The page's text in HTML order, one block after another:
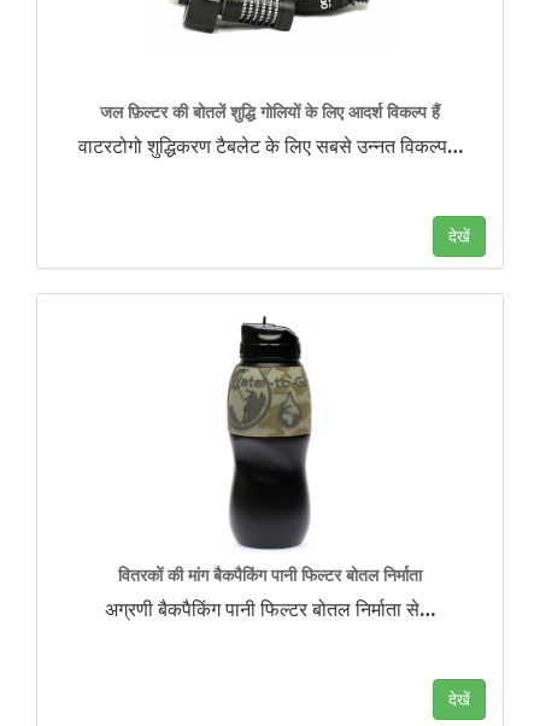
जल फ़िल्टर की बोतलें शुद्धि गोलियों के लिए आदर्श विकल्प हैं
वाटरटोगो शुद्धिकरण टैबलेट के लिए सबसे उन्नत विकल्प…
देखें
वितरकों की मांग बैकपैकिंग पानी फिल्टर बोतल निर्माता
अग्रणी बैकपैकिंग पानी फिल्टर बोतल निर्माता से…
देखें